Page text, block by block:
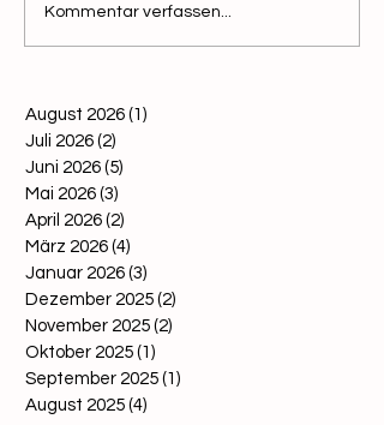
AGES: Überprüfung von
Honig "aus Österreich"
Kommentar verfassen...
August 2026 (1)
Juli 2026 (2)
Juni 2026 (5)
Mai 2026 (3)
April 2026 (2)
März 2026 (4)
Januar 2026 (3)
Dezember 2025 (2)
November 2025 (2)
Oktober 2025 (1)
September 2025 (1)
August 2025 (4)